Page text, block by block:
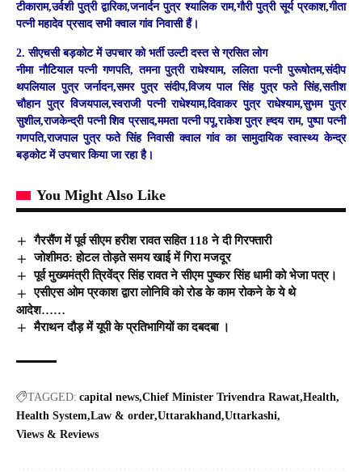
टीकाराम,उर्वशी पुत्री द्वारिका,जनार्दन पुत्र श्यालिक राम,गौरी पुत्री सूर्य प्रकाश,गीता
पत्नी महादेव प्रसाद सभी क्वाल गांव निवासी हैं।
2. सीएचसी बड़कोट में उपचार को भर्ती उल्टी दस्त से ग्रसित लोग
नीमा नौटियाल पत्नी गणपति, तमना पुत्री राधेश्याम, ललिता पत्नी पुरूषोतम,संदीप
थपलियाल पुत्र जर्नादन,समर पुत्र संदीप,विजय पाल सिंह पुत्र फते सिंह,सतीश
चौहान पुत्र विजयपाल,स्वराजी पत्नी राधेश्याम,दिवाकर पुत्र राधेश्याम,सुभम पुत्र
सुशील,राजकेन्द्री पत्नी शिव प्रसाद,ममता पत्नी पपू,राकेश पुत्र ह्दय राम, पुष्पा पत्नी
गणपति,राजपाल पुत्र फते सिंह निवासी क्वाल गांव का सामुदायिक स्वास्थ्य केन्द्र
बड़कोट में उपचार किया जा रहा है।
You Might Also Like
गैरसैंण में पूर्व सीएम हरीश रावत सहित 118 ने दी गिरफ्तारी
जोशीमठ: होटल तोड़ते समय खाई में गिरा मजदूर
पूर्व मुख्यमंत्री त्रिवेंद्र सिंह रावत ने सीएम पुष्कर सिंह धामी को भेजा पत्र।
एसीएस ओम प्रकाश द्वारा लोनिवि को रोड के काम रोकने के ये थे
आदेश……
मैराथन दौड़ में यूपी के प्रतिभागियों का दबदबा ।
TAGGED: capital news Chief Minister Trivendra Rawat Health
Health System Law & order Uttarakhand Uttarkashi
Views & Reviews